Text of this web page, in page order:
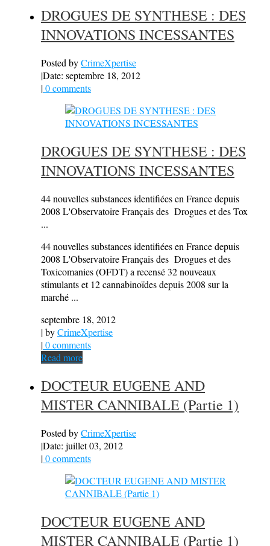
DROGUES DE SYNTHESE : DES
INNOVATIONS INCESSANTES
Posted byCrimeXpertise
|Date: septembre 18, 2012
|0 comments
DROGUES DE SYNTHESE : DES
INNOVATIONS INCESSANTES
44 nouvelles substances identifiées en France depuis
2008 L'Observatoire Français des Drogues et des Tox
...
44 nouvelles substances identifiées en France depuis
2008 L'Observatoire Français des Drogues et des
Toxicomanies (OFDT) a recensé 32 nouveaux
stimulants et 12 cannabinoïdes depuis 2008 sur la
marché ...
septembre 18, 2012
| byCrimeXpertise
|0 comments
Read more
DOCTEUR EUGENE AND
MISTER CANNIBALE (Partie 1)
Posted byCrimeXpertise
|Date: juillet 03, 2012
|0 comments
DOCTEUR EUGENE AND
MISTER CANNIBALE (Partie 1)